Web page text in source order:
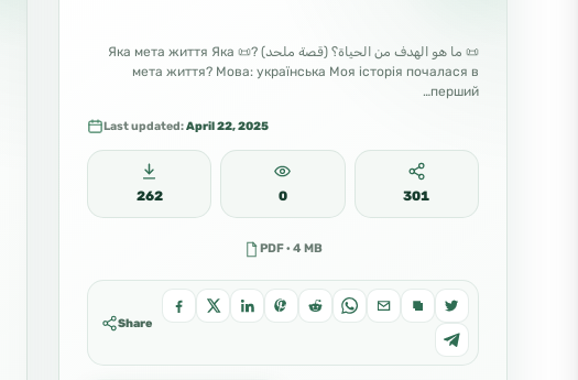
📜 ما هو الهدف من الحياة؟ (قصة ملحد) ?📜 Яка мета життя Яка
мета життя? Мова: українська Моя історія почалася в
перший…
Last updated:April 22, 2025
262 0 301
PDF · 4 MB
Share